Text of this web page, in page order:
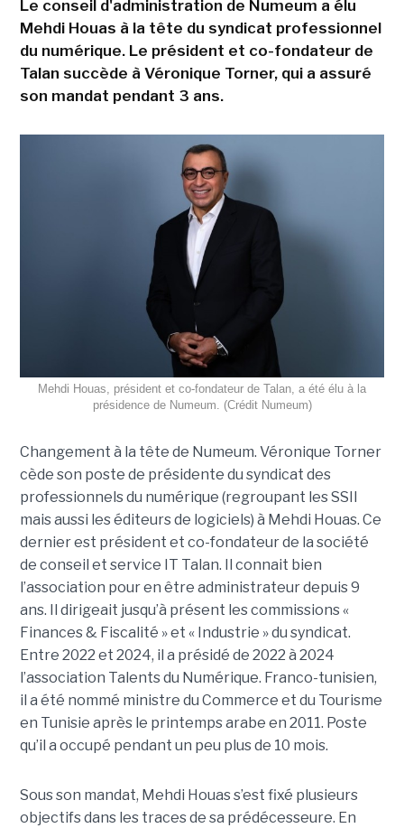
Le conseil d'administration de Numeum a élu
Mehdi Houas à la tête du syndicat professionnel
du numérique. Le président et co-fondateur de
Talan succède à Véronique Torner, qui a assuré
son mandat pendant 3 ans.
Mehdi Houas, président et co-fondateur de Talan, a été élu à la
présidence de Numeum. (Crédit Numeum)
Changement à la tête de Numeum. Véronique Torner
cède son poste de présidente du syndicat des
professionnels du numérique (regroupant les SSII
mais aussi les éditeurs de logiciels) à Mehdi Houas. Ce
dernier est président et co-fondateur de la société
de conseil et service IT Talan. Il connait bien
l’association pour en être administrateur depuis 9
ans. Il dirigeait jusqu’à présent les commissions «
Finances & Fiscalité » et « Industrie » du syndicat.
Entre 2022 et 2024, il a présidé de 2022 à 2024
l’association Talents du Numérique. Franco-tunisien,
il a été nommé ministre du Commerce et du Tourisme
en Tunisie après le printemps arabe en 2011. Poste
qu’il a occupé pendant un peu plus de 10 mois.
Sous son mandat, Mehdi Houas s’est fixé plusieurs
objectifs dans les traces de sa prédécesseure. En